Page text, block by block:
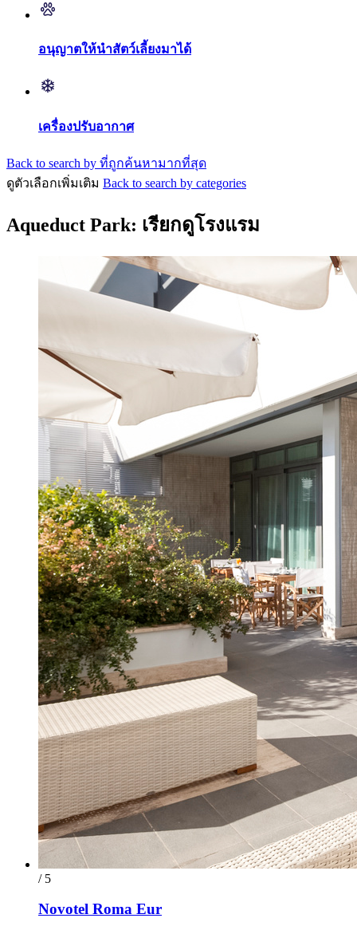
อนุญาตให้นำสัตว์เลี้ยงมาได้
เครื่องปรับอากาศ
Back to search by ที่ถูกค้นหามากที่สุด
ดูตัวเลือกเพิ่มเติม Back to search by categories
Aqueduct Park: เรียกดูโรงแรม
/ 5
Novotel Roma Eur